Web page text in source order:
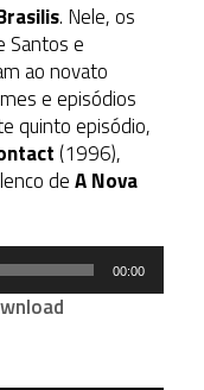
. Nele, os
Santos e
ao novato
e episódios
quinto episódio,
(1996),
deA Nova
00:00